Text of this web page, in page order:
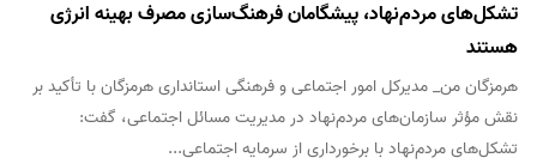
تشکل‌های مردم‌نهاد، پیشگامان فرهنگ‌سازی مصرف بهینه انرژی
هستند
هرمزگان من_ مدیرکل امور اجتماعی و فرهنگی استانداری هرمزگان با تأکید بر
نقش مؤثر سازمان‌های مردم‌نهاد در مدیریت مسائل اجتماعی، گفت:
تشکل‌های مردم‌نهاد با برخورداری از سرمایه اجتماعی...